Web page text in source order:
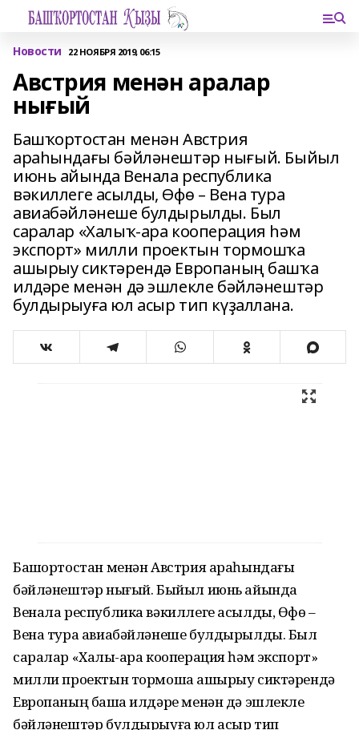
Новости 22 НОЯБРЯ 2019, 06:15
Австрия менән аралар
нығый
Башҡортостан менән Австрия
араһындағы бәйләнештәр нығый. Быйыл
июнь айында Венала республика
вәкиллеге асылды, Өфө – Вена тура
авиабәйләнеше булдырылды. Был
саралар «Халыҡ-ара кооперация һәм
экспорт» милли проектын тормошҡа
ашырыу сиктәрендә Европаның башҡа
илдәре менән дә эшлекле бәйләнештәр
булдырыуға юл асыр тип күҙаллана.
Башҡортостан менән Австрия араһындағы
бәйләнештәр нығый. Быйыл июнь айында
Венала республика вәкиллеге асылды, Өфө –
Вена тура авиабәйләнеше булдырылды. Был
саралар «Халыҡ-ара кооперация һәм экспорт»
милли проектын тормошҡа ашырыу сиктәрендә
Европаның башҡа илдәре менән дә эшлекле
бәйләнештәр булдырыуға юл асыр тип